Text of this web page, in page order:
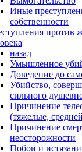
Иные
собственности
против
назад
Умышленное
Доведение до
Убийство,
сильного
Причинение
(тяжелые,
Причинение
неосторожности
Побои и